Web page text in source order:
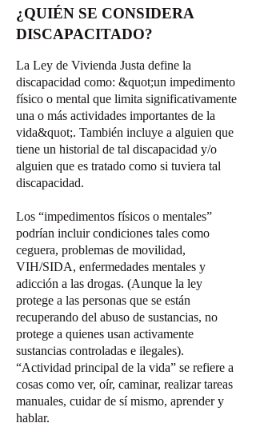
¿QUIÉN SE CONSIDERA
DISCAPACITADO?
La Ley de Vivienda Justa define la
discapacidad como: &quot;un impedimento
físico o mental que limita significativamente
una o más actividades importantes de la
vida&quot;. También incluye a alguien que
tiene un historial de tal discapacidad y/o
alguien que es tratado como si tuviera tal
discapacidad.
Los “impedimentos físicos o mentales”
podrían incluir condiciones tales como
ceguera, problemas de movilidad,
VIH/SIDA, enfermedades mentales y
adicción a las drogas. (Aunque la ley
protege a las personas que se están
recuperando del abuso de sustancias, no
protege a quienes usan activamente
sustancias controladas e ilegales).
“Actividad principal de la vida” se refiere a
cosas como ver, oír, caminar, realizar tareas
manuales, cuidar de sí mismo, aprender y
hablar.